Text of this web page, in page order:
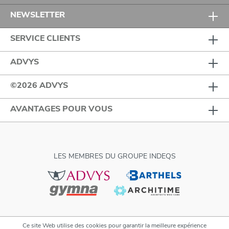
NEWSLETTER
SERVICE CLIENTS
ADVYS
©2026 ADVYS
AVANTAGES POUR VOUS
LES MEMBRES DU GROUPE INDEQS
Ce site Web utilise des cookies pour garantir la meilleure expérience